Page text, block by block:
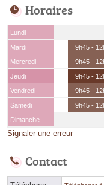
Horaires
Lundi
Mardi
9h45 -
Mercredi
9h45 -
Jeudi
9h45 -
Vendredi
9h45 -
Samedi
9h45 -
Dimanche
Signaler une erreur
Contact